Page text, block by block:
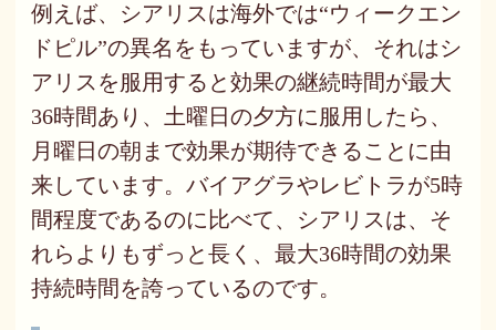
例えば、シアリスは海外では“ウィークエン
ドピル”の異名をもっていますが、それはシ
アリスを服用すると効果の継続時間が最大
36時間あり、土曜日の夕方に服用したら、
月曜日の朝まで効果が期待できることに由
来しています。バイアグラやレビトラが5時
間程度であるのに比べて、シアリスは、そ
れらよりもずっと長く、最大36時間の効果
持続時間を誇っているのです。